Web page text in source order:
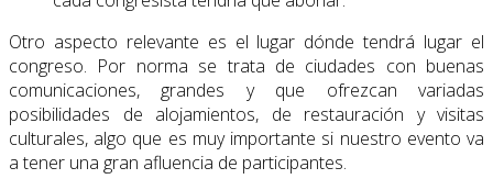
Otro aspecto relevante es el lugar dónde tendrá lugar el
congreso. Por norma se trata de ciudades con buenas
comunicaciones, grandes y que ofrezcan variadas
posibilidades de alojamientos, de restauración y visitas
culturales, algo que es muy importante si nuestro evento va
a tener una gran afluencia de participantes.